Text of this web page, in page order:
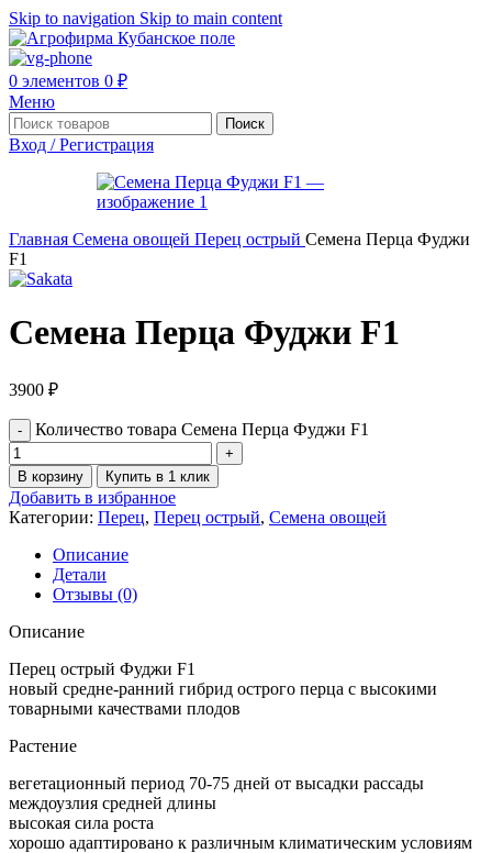
Skip to navigation Skip to main content
0 элементов 0 ₽
Меню
Поиск
Вход / Регистрация
Главная Семена овощей Перец острый Семена Перца Фуджи
F1
Семена Перца Фуджи F1
3900 ₽
Количество товара Семена Перца Фуджи F1
В корзину Купить в 1 клик
Добавить в избранное
Категории: Перец, Перец острый, Семена овощей
Описание
Детали
Отзывы (0)
Описание
Перец острый Фуджи F1
новый средне-ранний гибрид острого перца с высокими
товарными качествами плодов
Растение
вегетационный период 70-75 дней от высадки рассады
междоузлия средней длины
высокая сила роста
хорошо адаптировано к различным климатическим условиям